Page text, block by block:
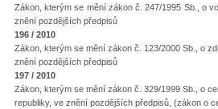
Zákon, kterým se mění zákon č. 247/1995 Sb., o
znění pozdějších předpisů
196 / 2010
Zákon, kterým se mění zákon č. 123/2000 Sb., o
znění pozdějších předpisů
197 / 2010
Zákon, kterým se mění zákon č. 329/1999 Sb., o
republiky, ve znění pozdějších předpisů, (zákon o